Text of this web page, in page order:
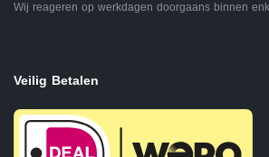
Wij reageren op werkdagen doorgaans binnen
Veilig Betalen